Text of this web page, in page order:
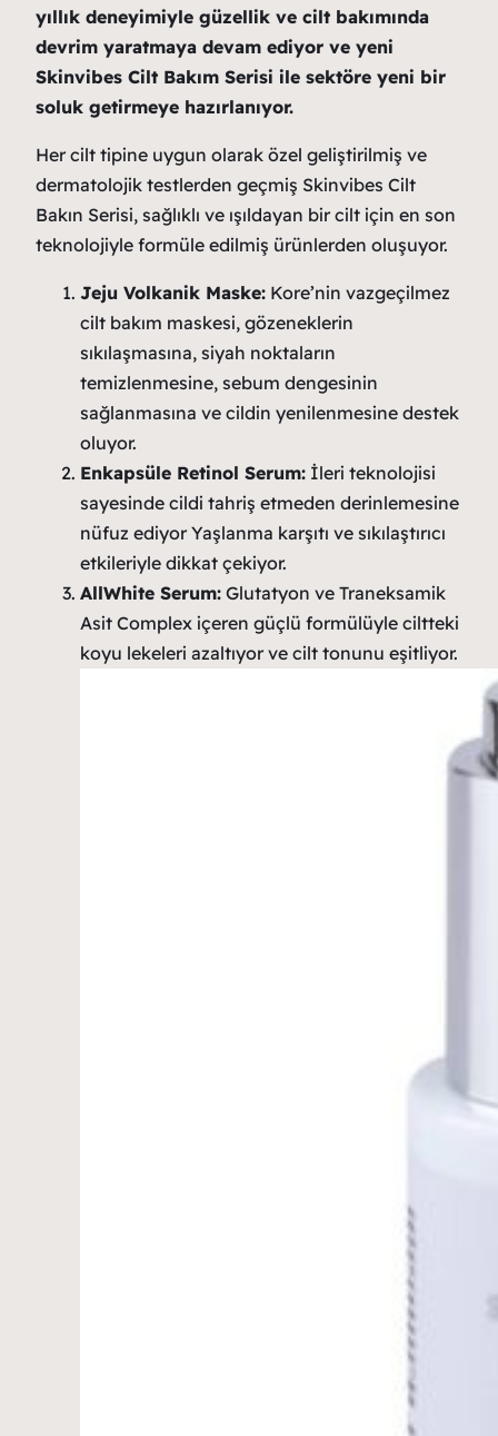
yıllık deneyimiyle güzellik ve cilt bakımında
devrim yaratmaya devam ediyor ve yeni
Skinvibes Cilt Bakım Serisi ile sektöre yeni bir
soluk getirmeye hazırlanıyor.
Her cilt tipine uygun olarak özel geliştirilmiş ve
dermatolojik testlerden geçmiş Skinvibes Cilt
Bakın Serisi, sağlıklı ve ışıldayan bir cilt için en son
teknolojiyle formüle edilmiş ürünlerden oluşuyor.
Jeju Volkanik Maske: Kore’nin vazgeçilmez
cilt bakım maskesi, gözeneklerin
sıkılaşmasına, siyah noktaların
temizlenmesine, sebum dengesinin
sağlanmasına ve cildin yenilenmesine destek
oluyor.
Enkapsüle Retinol Serum: İleri teknolojisi
sayesinde cildi tahriş etmeden derinlemesine
nüfuz ediyor Yaşlanma karşıtı ve sıkılaştırıcı
etkileriyle dikkat çekiyor.
AllWhite Serum: Glutatyon ve Traneksamik
Asit Complex içeren güçlü formülüyle ciltteki
koyu lekeleri azaltıyor ve cilt tonunu eşitliyor.